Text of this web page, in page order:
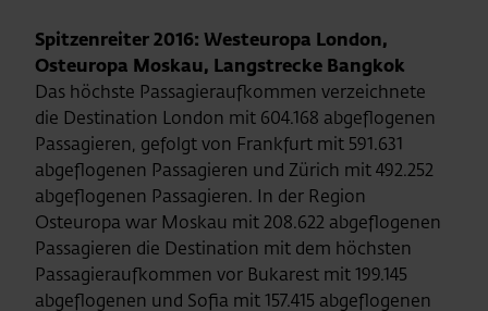
Spitzenreiter 2016: Westeuropa London,
Osteuropa Moskau, Langstrecke Bangkok
Das höchste Passagieraufkommen verzeichnete
die Destination London mit 604.168 abgeflogenen
Passagieren, gefolgt von Frankfurt mit 591.631
abgeflogenen Passagieren und Zürich mit 492.252
abgeflogenen Passagieren. In der Region
Osteuropa war Moskau mit 208.622 abgeflogenen
Passagieren die Destination mit dem höchsten
Passagieraufkommen vor Bukarest mit 199.145
abgeflogenen und Sofia mit 157.415 abgeflogenen